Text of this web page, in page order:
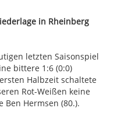
in Rheinberg
letzten Saisonspiel
bittere 1:6 (0:0)
Halbzeit schaltete
Rot-Weißen keine
Ben Hermsen (80.).